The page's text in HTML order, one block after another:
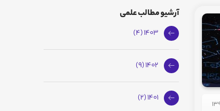
آرشیو مطالب علمی
1403 (4)
1402 (9)
1401 (2)